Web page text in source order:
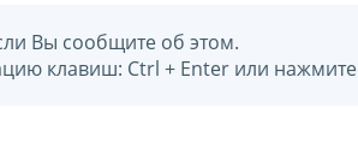
Вы сообщите об этом.
клавиш: Ctrl + Enter или нажмите